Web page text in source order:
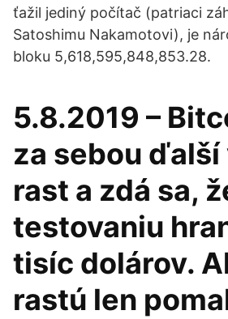
ťažil jediný počítač (patriaci
Satoshimu Nakamotovi), je
bloku 5,618,595,848,853.28.
5.8.2019 –
za sebou
rast a zdá sa,
testovaniu
tisíc dolárov.
rastú len